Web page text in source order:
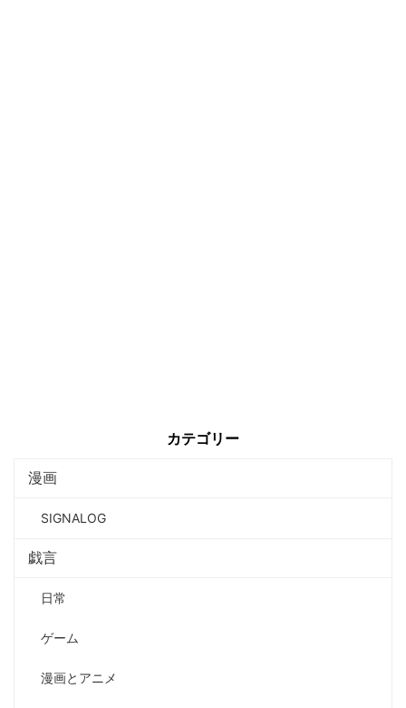
カテゴリー
漫画
SIGNALOG
戯言
日常
ゲーム
漫画とアニメ